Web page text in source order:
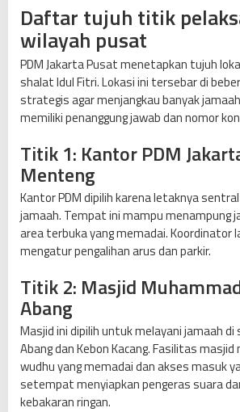
a
k
p
u
s
Daftar tujuh titik
wilayah pusat
PDM Jakarta Pusat menetapkan tujuh
shalat Idul Fitri. Lokasi ini tersebar di
strategis agar menjangkau banyak
memiliki penanggung jawab dan nomor
Titik 1: Kantor PDM
Menteng
Kantor PDM dipilih karena letaknya
jamaah. Tempat ini mampu menampung
area terbuka yang memadai. Koordinator
mengatur pengalihan arus dan parkir.
Titik 2: Masjid
Abang
Masjid ini dipilih untuk melayani jamaah
Abang dan Kebon Kacang. Fasilitas
wudhu yang memadai dan akses masuk
setempat menyiapkan pengeras suara
kebakaran ringan.